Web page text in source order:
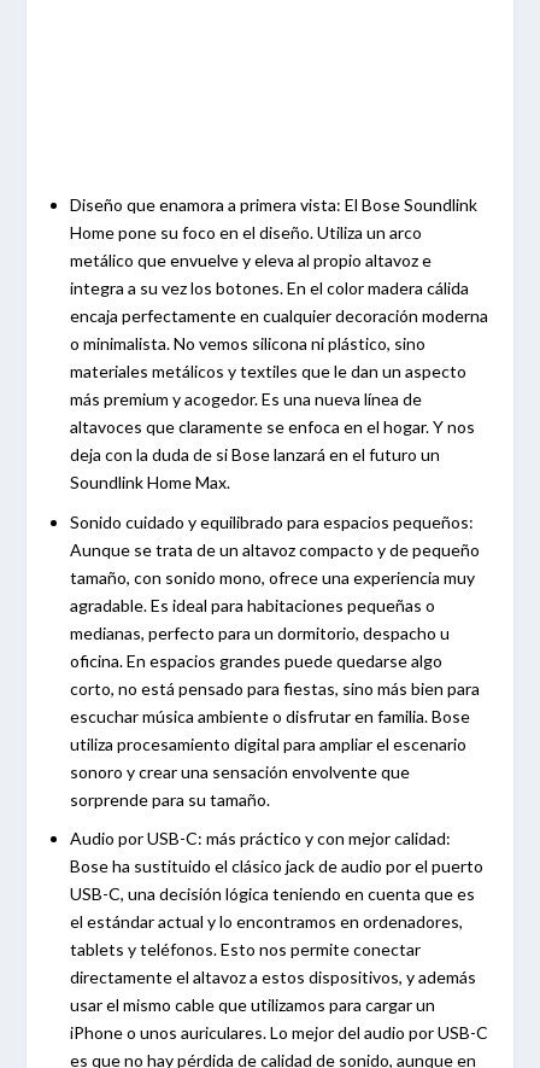
Diseño que enamora a primera vista:El Bose Soundlink
Home pone su foco en el diseño. Utiliza un arco
metálico que envuelve y eleva al propio altavoz e
integra a su vez los botones. En el color madera cálida
encaja perfectamente en cualquier decoración moderna
o minimalista. No vemos silicona ni plástico, sino
materiales metálicos y textiles que le dan un aspecto
más premium y acogedor. Es una nueva línea de
altavoces que claramente se enfoca en el hogar. Y nos
deja con la duda de si Bose lanzará en el futuro un
Soundlink Home Max.
Sonido cuidado y equilibrado para espacios pequeños:
Aunque se trata de un altavoz compacto y de pequeño
tamaño, con sonido mono, ofrece una experiencia muy
agradable. Es ideal para habitaciones pequeñas o
medianas, perfecto para un dormitorio, despacho u
oficina. En espacios grandes puede quedarse algo
corto, no está pensado para fiestas, sino más bien para
escuchar música ambiente o disfrutar en familia. Bose
utiliza procesamiento digital para ampliar el escenario
sonoro y crear una sensación envolvente que
sorprende para su tamaño.
Audio por USB-C: más práctico y con mejor calidad:
Bose ha sustituido el clásico jack de audio por el puerto
USB-C, una decisión lógica teniendo en cuenta que es
el estándar actual y lo encontramos en ordenadores,
tablets y teléfonos. Esto nos permite conectar
directamente el altavoz a estos dispositivos, y además
usar el mismo cable que utilizamos para cargar un
iPhone o unos auriculares. Lo mejor del audio por USB-C
es que no hay pérdida de calidad de sonido, aunque en